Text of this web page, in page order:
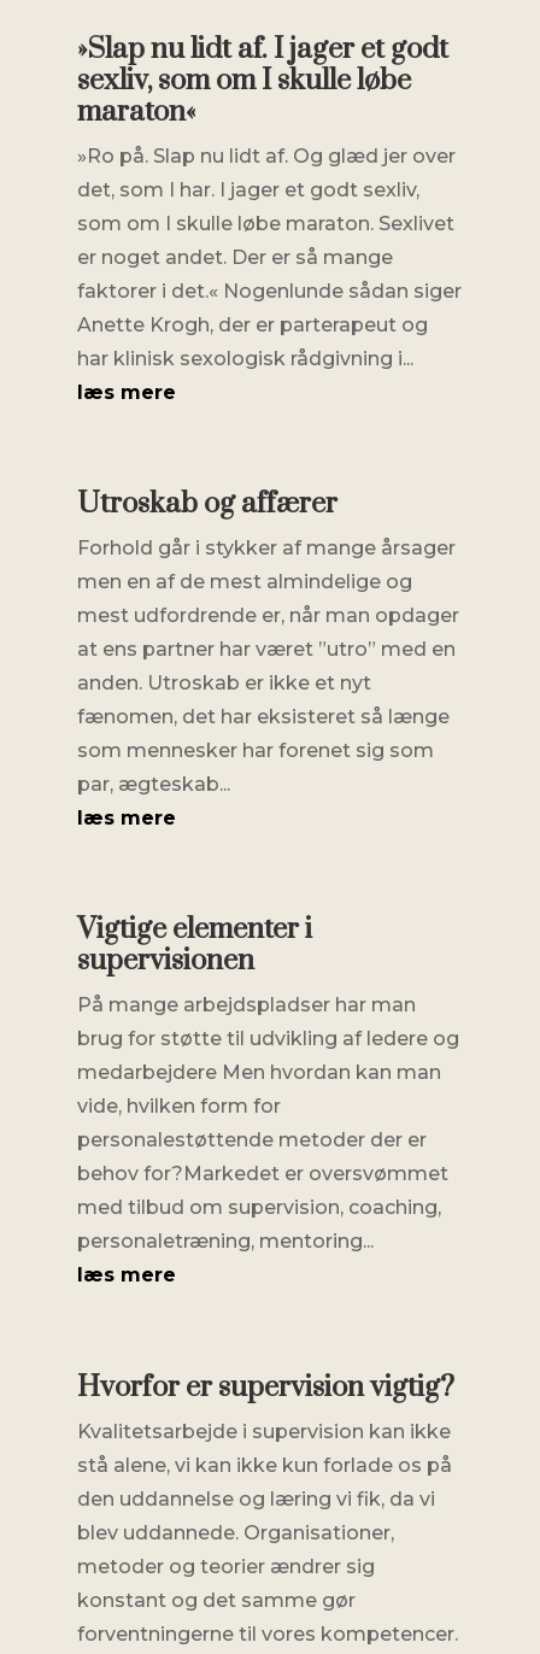
»Slap nu lidt af. I jager et godt
sexliv, som om I skulle løbe
maraton«
»Ro på. Slap nu lidt af. Og glæd jer over
det, som I har. I jager et godt sexliv,
som om I skulle løbe maraton. Sexlivet
er noget andet. Der er så mange
faktorer i det.« Nogenlunde sådan siger
Anette Krogh, der er parterapeut og
har klinisk sexologisk rådgivning i...
læs mere
Utroskab og affærer
Forhold går i stykker af mange årsager
men en af de mest almindelige og
mest udfordrende er, når man opdager
at ens partner har været ”utro” med en
anden. Utroskab er ikke et nyt
fænomen, det har eksisteret så længe
som mennesker har forenet sig som
par, ægteskab...
læs mere
Vigtige elementer i
supervisionen
På mange arbejdspladser har man
brug for støtte til udvikling af ledere og
medarbejdere Men hvordan kan man
vide, hvilken form for
personalestøttende metoder der er
behov for?Markedet er oversvømmet
med tilbud om supervision, coaching,
personaletræning, mentoring...
læs mere
Hvorfor er supervision vigtig?
Kvalitetsarbejde i supervision kan ikke
stå alene, vi kan ikke kun forlade os på
den uddannelse og læring vi fik, da vi
blev uddannede. Organisationer,
metoder og teorier ændrer sig
konstant og det samme gør
forventningerne til vores kompetencer.